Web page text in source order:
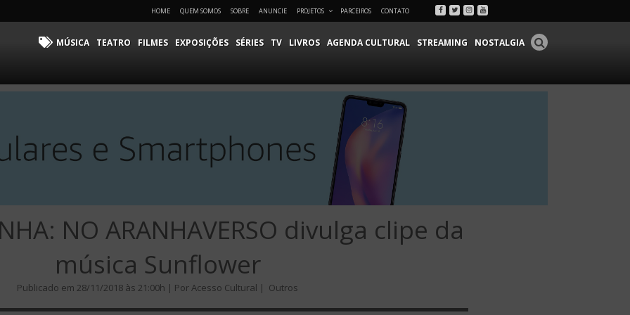
HOME QUEM SOMOS SOBRE ANUNCIE PROJETOS PARCEIROS CONTATO Facebook
Twitter
Instagram
Youtube
MÚSICA TEATRO FILMES EXPOSIÇÕES SÉRIES TV LIVROS AGENDA CULTURAL STREAMING NOSTALGIA
NO ARANHAVERSO divulga clipe da
música Sunflower
Publicado em 28/11/2018 às 21:00h | Por Acesso Cultural | Outros